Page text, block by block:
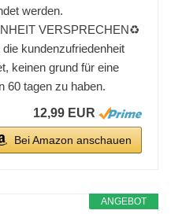
werden.
VERSPRECHEN♻️
kundenzufriedenheit
keinen grund für eine
60 tagen zu haben.
12,99 EUR
Bei Amazon anschauen
ANGEBOT